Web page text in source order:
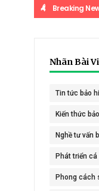
Breaking
Nhãn Bài
Tin tức bảo
Kiến thức
Nghề tư vấn
Phát triển
Phong cách